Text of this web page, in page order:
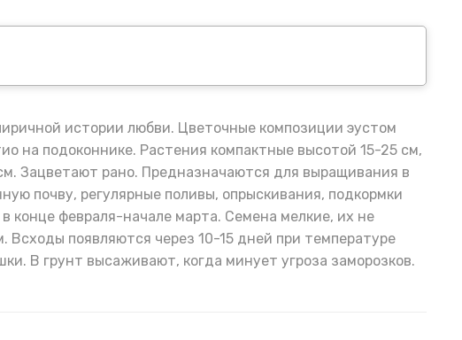
истории любви. Цветочные композиции эустом
на подоконнике. Растения компактные высотой 15-25 см,
Зацветают рано. Предназначаются для выращивания в
почву, регулярные поливы, опрыскивания, подкормки
конце февраля-начале марта. Семена мелкие, их не
появляются через 10-15 дней при температуре
В грунт высаживают, когда минует угроза заморозков.